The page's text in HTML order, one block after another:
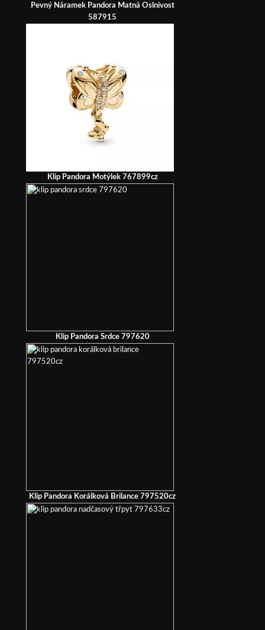
Pevný Náramek Pandora Matná Oslnivost
587915
Klip Pandora Motýlek 767899cz
Klip Pandora Srdce 797620
Klip Pandora Korálková Brilance 797520cz